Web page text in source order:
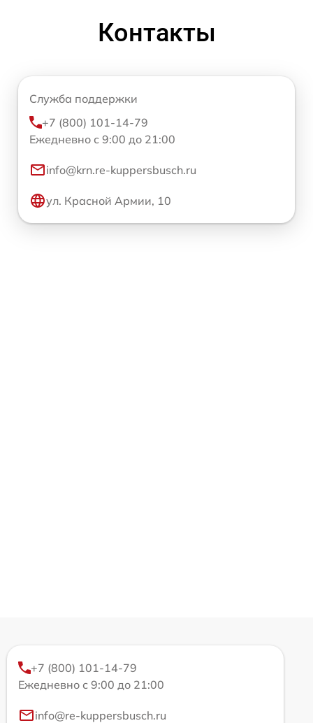
Контакты
Служба поддержки
+7 (800) 101-14-79
Ежедневно с 9:00 до 21:00
info@krn.re-kuppersbusch.ru
ул. Красной Армии, 10
+7 (800) 101-14-79
Ежедневно с 9:00 до 21:00
info@re-kuppersbusch.ru